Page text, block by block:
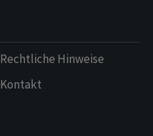
Rechtliche Hinweise
Kontakt